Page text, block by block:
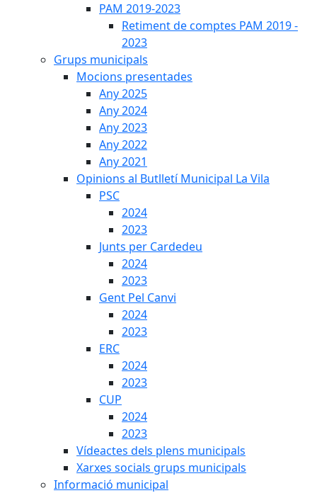
PAM 2019-2023
Retiment de comptes PAM 2019 -
2023
Grups municipals
Mocions presentades
Any 2025
Any 2024
Any 2023
Any 2022
Any 2021
Opinions al Butlletí Municipal La Vila
PSC
2024
2023
Junts per Cardedeu
2024
2023
Gent Pel Canvi
2024
2023
ERC
2024
2023
CUP
2024
2023
Vídeactes dels plens municipals
Xarxes socials grups municipals
Informació municipal